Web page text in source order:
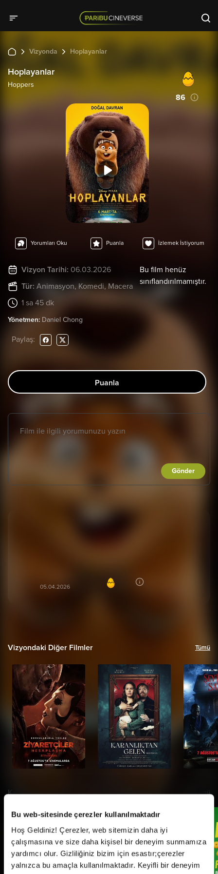
Bu web-sitesinde çerezler kullanılmaktadır
Hoş Geldiniz! Çerezler, web sitemizin daha iyi
çalışmasına ve size daha kişisel bir deneyim sunmamıza
yardımcı olur. Gizliliğiniz bizim için esastır;çerezler
yalnızca bu amaçla kullanılmaktadır. Keyifli bir deneyim
Vizyonda Hoplayanlar
Hoplayanlar
Hoppers
86
Yorumları Oku Puanla İzlemek İstiyorum
Vizyon Tarihi: 06.03.2026
Tür: Animasyon, Komedi, Macera
1 sa 45 dk
Bu film henüz
sınıflandırılmamıştır.
Yönetmen: Daniel Chong
Paylaş:
Puanla
Gönder
05.04.2026
Vizyondaki Diğer Filmler Tümü
Kampanyalar Tümü